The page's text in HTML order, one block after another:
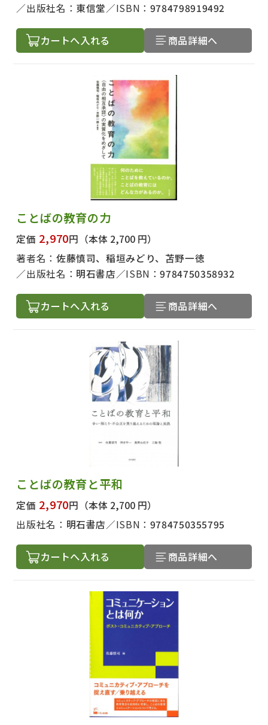
出版社名： 東信堂 ISBN： 9784798919492
カートへ入れる 商品詳細へ
ことばの教育の力
定価 2,970円 （本体 2,700 円）
著者名： 佐藤慎司、稲垣みどり、苫野一徳
出版社名： 明石書店 ISBN：9784750358932
カートへ入れる 商品詳細へ
ことばの教育と平和
定価 2,970円 （本体 2,700 円）
出版社名： 明石書店 ISBN： 9784750355795
カートへ入れる 商品詳細へ